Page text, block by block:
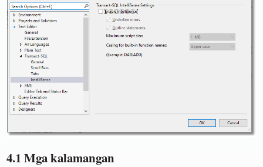
4.1 Mga kalamangan